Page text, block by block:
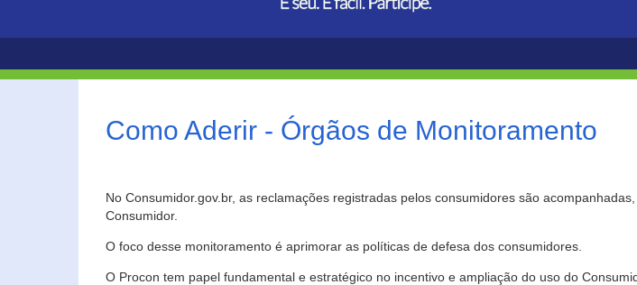
Como Aderir - Órgãos de Monitoramento
No Consumidor.gov.br, as reclamações registradas pelos consumidores são
Consumidor.
O foco desse monitoramento é aprimorar as políticas de defesa dos consumidores.
O Procon tem papel fundamental e estratégico no incentivo e ampliação do uso do